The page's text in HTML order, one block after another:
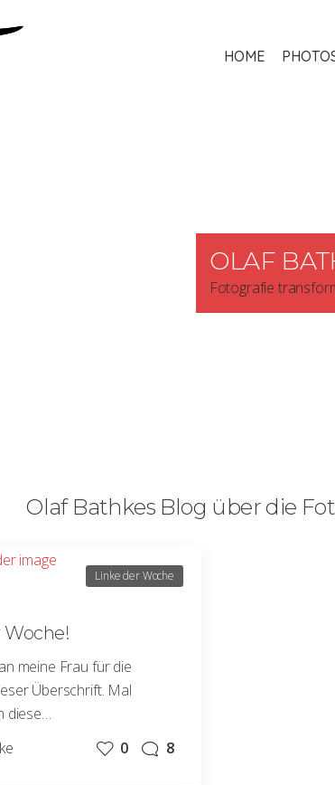
HOME
OLAF
Fotografie
Olaf Bathkes Blog über die
Linke der Woche
Woche!
meine Frau für die
Überschrift. Mal
diese…
0 8